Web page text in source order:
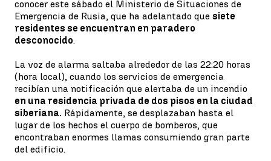
conocer este sábado el Ministerio de Situaciones de
Emergencia de Rusia, que ha adelantado que siete
residentes se encuentran en paradero
desconocido.
La voz de alarma saltaba alrededor de las 22:20 horas
(hora local), cuando los servicios de emergencia
recibían una notificación que alertaba de un incendio
en una residencia privada de dos pisos en la ciudad
siberiana. Rápidamente, se desplazaban hasta el
lugar de los hechos el cuerpo de bomberos, que
encontraban enormes llamas consumiendo gran parte
del edificio.